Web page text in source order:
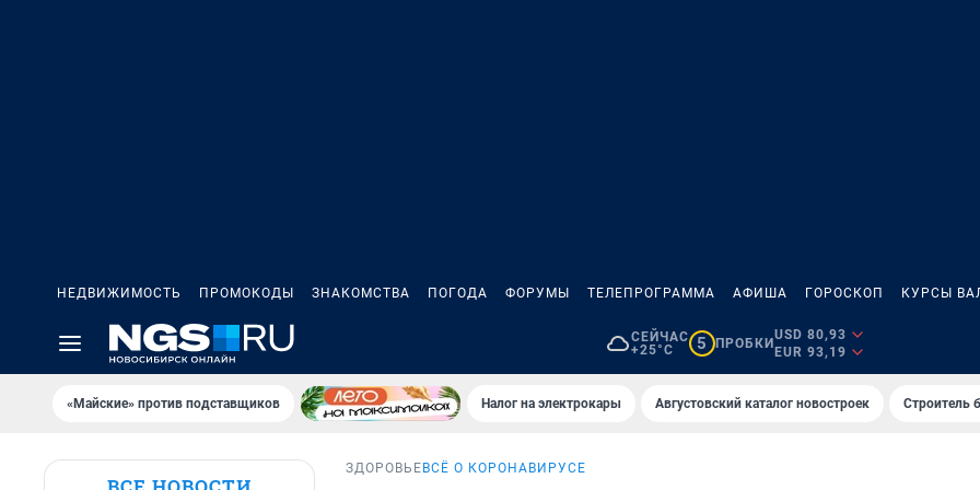
НЕДВИЖИМОСТЬ ПРОМОКОДЫ ЗНАКОМСТВА ПОГОДА ФОРУМЫ ТЕЛЕПРОГРАММА АФИША ГОРОСКОП КУРСЫ
СЕЙЧАС
+25°C
5 ПРОБКИ
USD 80,93
EUR 93,19
«Майские» против подставщиков Налог на электрокары Августовский каталог новостроек Строитель
ЗДОРОВЬЕ ВСЁ О КОРОНАВИРУСЕ